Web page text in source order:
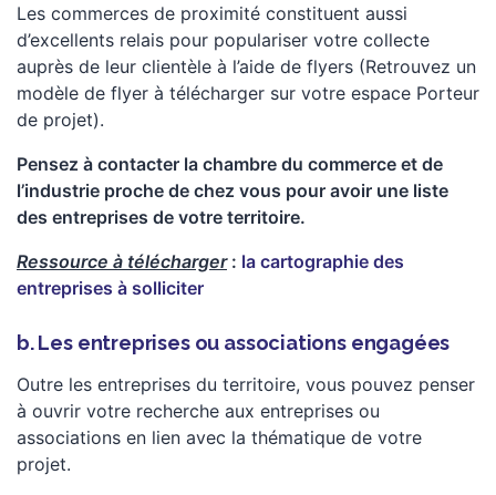
Les commerces de proximité constituent aussi
d’excellents relais pour populariser votre collecte
auprès de leur clientèle à l’aide de flyers (Retrouvez un
modèle de flyer à télécharger sur votre espace Porteur
de projet).
Pensez à contacter la chambre du commerce et de
l’industrie proche de chez vous pour avoir une liste
des entreprises de votre territoire.
Ressource à télécharger: la cartographie des
entreprises à solliciter
b. Les entreprises ou associations engagées
Outre les entreprises du territoire, vous pouvez penser
à ouvrir votre recherche aux entreprises ou
associations en lien avec la thématique de votre
projet.